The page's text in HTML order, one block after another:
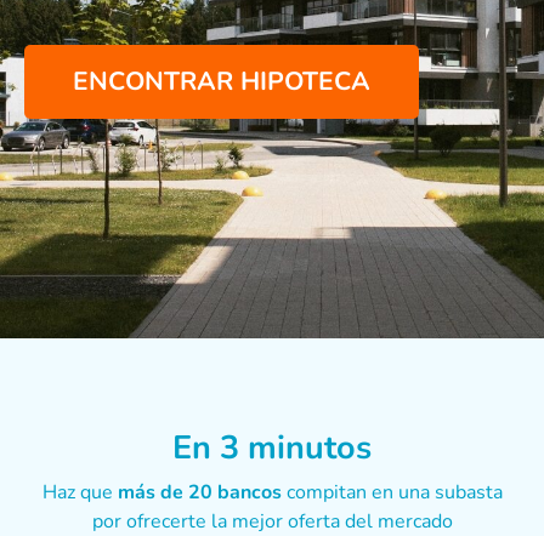
ENCONTRAR HIPOTECA
En 3 minutos
Haz que más de 20 bancoscompitan en una subasta
por ofrecerte la mejor oferta del mercado